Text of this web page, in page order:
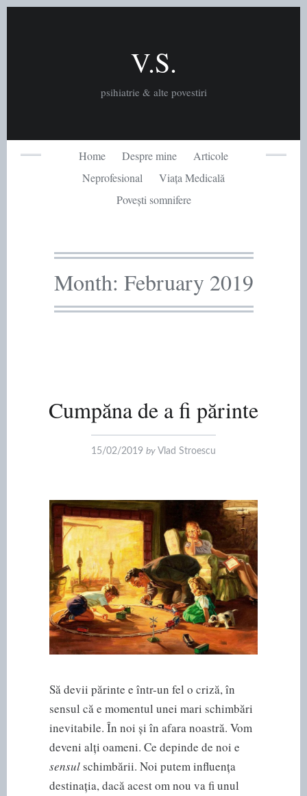
V.S.
psihiatrie & alte povestiri
Home Despre mine
Articole
Neprofesional
Viața Medicală
Povești somnifere
Month: February 2019
Cumpăna de a fi părinte
15/02/2019 by Vlad Stroescu
Să devii părinte e într-un fel o criză, în
sensul că e momentul unei mari schimbări
inevitabile. În noi și în afara noastră. Vom
deveni alți oameni. Ce depinde de noi e
sensulschimbării. Noi putem influența
destinația, dacă acest om nou va fi unul